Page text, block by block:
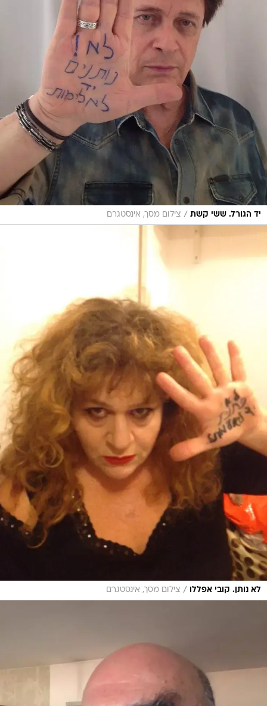
יד הגורל. ששי קשת / צילום מסך, אינסטגרם
לא נותן. קובי אפללו / צילום מסך, אינסטגרם